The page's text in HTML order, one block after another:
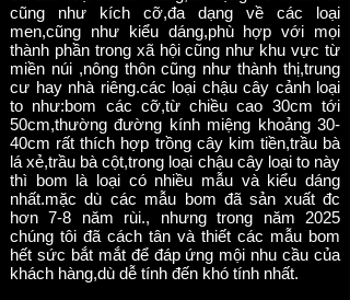
cũng như kích cỡ,đa dạng về các loại
men,cũng như kiểu dáng,phù hợp với mọi
thành phần trong xã hội cũng như khu vực từ
miền núi ,nông thôn cũng như thành thị,trung
cư hay nhà riêng.các loại chậu cây cảnh loại
to như:bom các cỡ,từ chiều cao 30cm tới
50cm,thường đường kính miệng khoảng 30-
40cm rất thích hợp trồng cây kim tiền,trầu bà
lá xẻ,trầu bà cột,trong loại chậu cây loại to này
thì bom là loại có nhiều mẫu và kiểu dáng
nhất.mặc dù các mẫu bom đã sản xuất đc
hơn 7-8 năm rùi., nhưng trong năm 2025
chúng tôi đã cách tân và thiết các mẫu bom
hết sức bắt mắt để đáp ứng mội nhu cầu của
khách hàng,dù dễ tính đến khó tính nhất.